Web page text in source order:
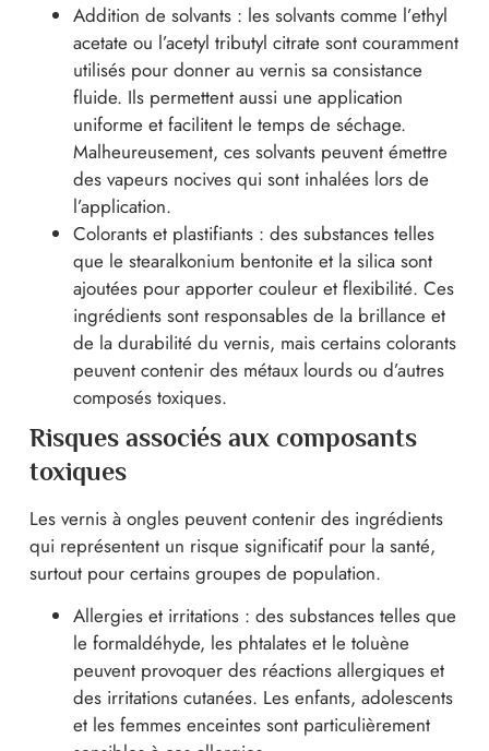
Addition de solvants : les solvants comme l’ethyl
acetate ou l’acetyl tributyl citrate sont couramment
utilisés pour donner au vernis sa consistance
fluide. Ils permettent aussi une application
uniforme et facilitent le temps de séchage.
Malheureusement, ces solvants peuvent émettre
des vapeurs nocives qui sont inhalées lors de
l’application.
Colorants et plastifiants : des substances telles
que le stearalkonium bentonite et la silica sont
ajoutées pour apporter couleur et flexibilité. Ces
ingrédients sont responsables de la brillance et
de la durabilité du vernis, mais certains colorants
peuvent contenir des métaux lourds ou d’autres
composés toxiques.
Risques associés aux composants
toxiques
Les vernis à ongles peuvent contenir des ingrédients
qui représentent un risque significatif pour la santé,
surtout pour certains groupes de population.
Allergies et irritations : des substances telles que
le formaldéhyde, les phtalates et le toluène
peuvent provoquer des réactions allergiques et
des irritations cutanées. Les enfants, adolescents
et les femmes enceintes sont particulièrement